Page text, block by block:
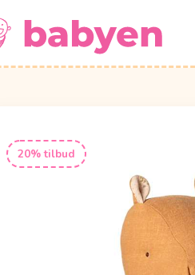
20% tilbud